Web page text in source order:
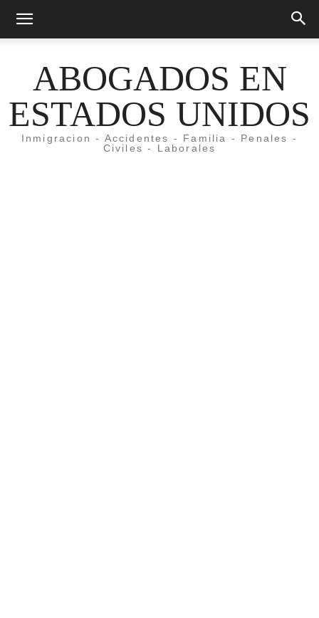
ABOGADOS EN
ESTADOS UNIDOS
Inmigracion - Accidentes - Familia - Penales -
Civiles - Laborales